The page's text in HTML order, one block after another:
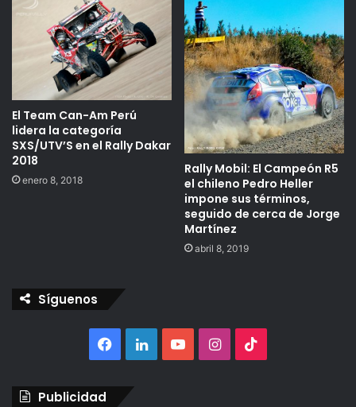
El Team Can-Am Perú
lidera la categoría
SXS/UTV’S en el Rally Dakar
2018
enero 8, 2018
Rally Mobil: El Campeón R5
el chileno Pedro Heller
impone sus términos,
seguido de cerca de Jorge
Martínez
abril 8, 2019
Síguenos
Facebook
LinkedInYouTubeInstagram
Publicidad